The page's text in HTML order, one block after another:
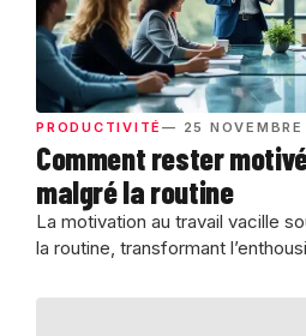
PRODUCTIVITÉ— 25
Comment rester
malgré la routine
La motivation au travail vacille
la routine, transformant